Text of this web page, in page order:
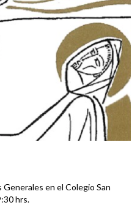
en el Colegio San
hrs.